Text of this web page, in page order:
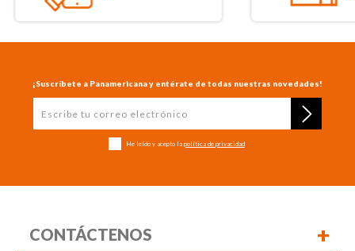
¡Suscríbete a Panamericana y entérate de todas nuestras novedades!
He leído y acepto la política de privacidad
CONTÁCTENOS +